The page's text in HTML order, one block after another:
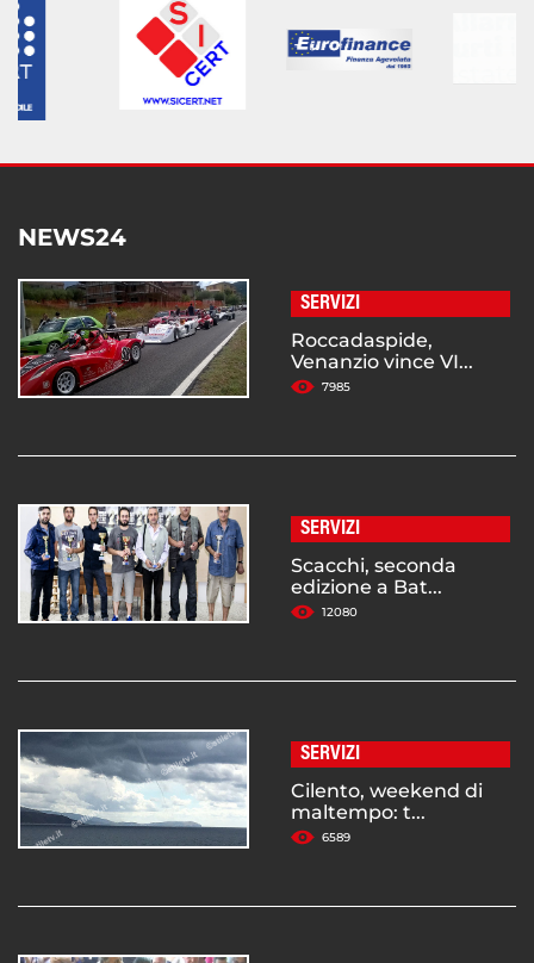
NEWS24
SERVIZI
Roccadaspide,
Venanzio vince VI...
7985
SERVIZI
Scacchi, seconda
edizione a Bat...
12080
SERVIZI
Cilento, weekend di
maltempo: t...
6589